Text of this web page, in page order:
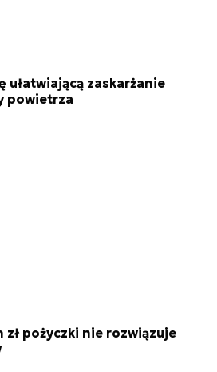
ułatwiającą zaskarżanie
powietrza
zł pożyczki nie rozwiązuje